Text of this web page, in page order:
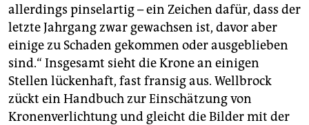
allerdings pinselartig – ein Zeichen dafür, dass der
letzte Jahrgang zwar gewachsen ist, davor aber
einige zu Schaden gekommen oder ausgeblieben
sind.“ Insgesamt sieht die Krone an einigen
Stellen lückenhaft, fast fransig aus. Wellbrock
zückt ein Handbuch zur Einschätzung von
Kronenverlichtung und gleicht die Bilder mit der